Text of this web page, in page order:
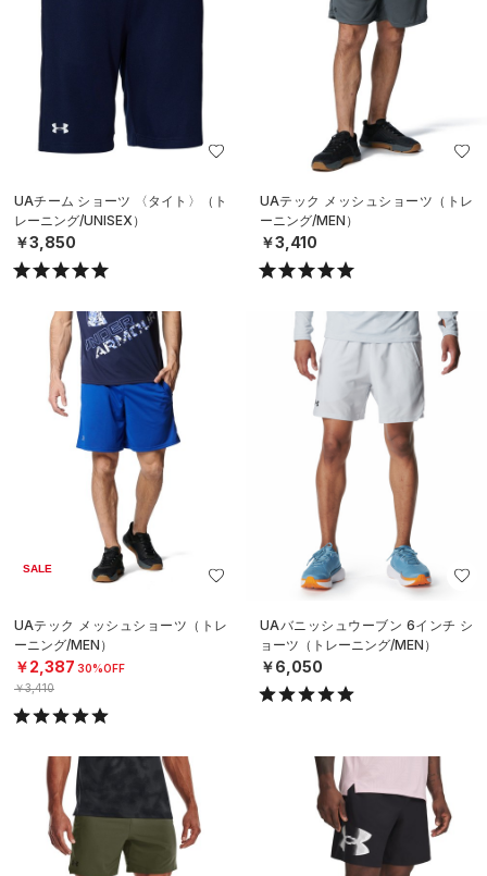
UAチーム ショーツ 〈タイト〉（ト
レーニング/UNISEX）
￥3,850
UAテック メッシュショーツ（トレ
ーニング/MEN）
￥3,410
SALE
UAテック メッシュショーツ（トレ
ーニング/MEN）
￥2,387 30%OFF
￥3,410
UAバニッシュウーブン 6インチ シ
ョーツ（トレーニング/MEN）
￥6,050